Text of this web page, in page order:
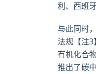
利、西班
与此同时
法规【注3
有机化合
推出了碳